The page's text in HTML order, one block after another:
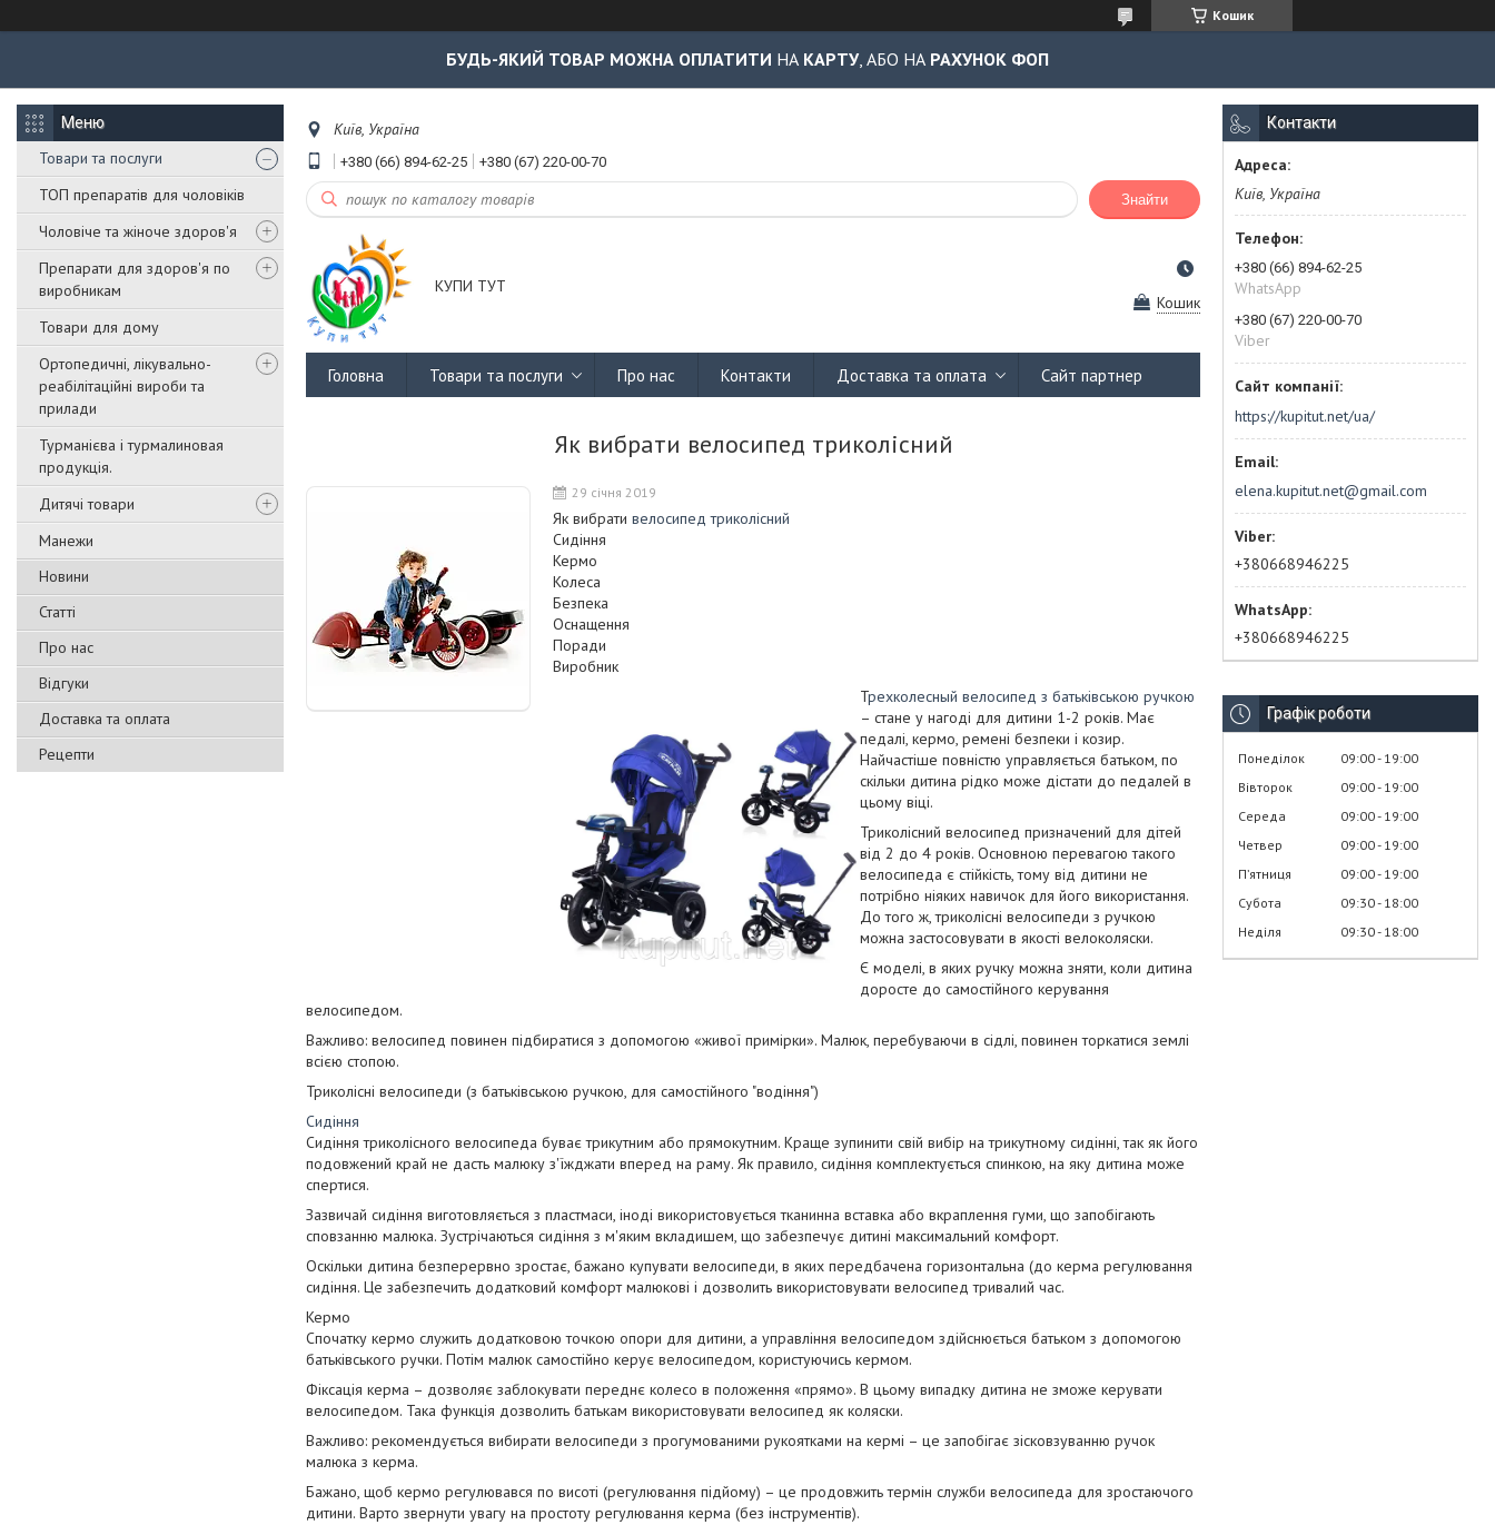
Кошик
БУДЬ-ЯКИЙ ТОВАР МОЖНА ОПЛАТИТИ НА КАРТУ, АБО НА РАХУНОК ФОП
Товари та послуги
ТОП препаратів для чоловіків
Чоловіче та жіноче здоров'я
Препарати для здоров'я по
виробникам
Товари для дому
Ортопедичні, лікувально-
реабілітаційні вироби та
прилади
Турманієва і турмалиновая
продукція.
Дитячі товари
Манежи
Новини
Статті
Про нас
Відгуки
Доставка та оплата
Рецепти
Київ, Україна
+380 (66) 894-62-25 +380 (67) 220-00-70
Знайти
КУПИ ТУТ
Кошик
Головна Товари та послуги Про нас Контакти Доставка та оплата Сайт партнер
Як вибрати велосипед триколісний
29 січня 2019
Як вибрати велосипед триколісний
Сидіння
Кермо
Колеса
Безпека
Оснащення
Поради
Виробник
Трехколесный велосипед з батьківською ручкою
– стане у нагоді для дитини 1-2 років. Має
педалі, кермо, ремені безпеки і козир.
Найчастіше повністю управляється батьком, по
скільки дитина рідко може дістати до педалей в
цьому віці.
Триколісний велосипед призначений для дітей
від 2 до 4 років. Основною перевагою такого
велосипеда є стійкість, тому від дитини не
потрібно ніяких навичок для його використання.
До того ж, триколісні велосипеди з ручкою
можна застосовувати в якості велоколяски.
Є моделі, в яких ручку можна зняти, коли дитина
доросте до самостійного керування
велосипедом.
Важливо: велосипед повинен підбиратися з допомогою «живої примірки». Малюк, перебуваючи в сідлі, повинен торкатися землі
всією стопою.
Триколісні велосипеди (з батьківською ручкою, для самостійного "водіння")
Сидіння
Сидіння триколісного велосипеда буває трикутним або прямокутним. Краще зупинити свій вибір на трикутному сидінні, так як його
подовжений край не дасть малюку з'їжджати вперед на раму. Як правило, сидіння комплектується спинкою, на яку дитина може
спертися.
Зазвичай сидіння виготовляється з пластмаси, іноді використовується тканинна вставка або вкраплення гуми, що запобігають
сповзанню малюка. Зустрічаються сидіння з м'яким вкладишем, що забезпечує дитині максимальний комфорт.
Оскільки дитина безперервно зростає, бажано купувати велосипеди, в яких передбачена горизонтальна (до керма регулювання
сидіння. Це забезпечить додатковий комфорт малюкові і дозволить використовувати велосипед тривалий час.
Кермо
Спочатку кермо служить додатковою точкою опори для дитини, а управління велосипедом здійснюється батьком з допомогою
батьківського ручки. Потім малюк самостійно керує велосипедом, користуючись кермом.
Фіксація керма – дозволяє заблокувати переднє колесо в положення «прямо». В цьому випадку дитина не зможе керувати
велосипедом. Така функція дозволить батькам використовувати велосипед як коляски.
Важливо: рекомендується вибирати велосипеди з прогумованими рукоятками на кермі – це запобігає зісковзуванню ручок
малюка з керма.
Бажано, щоб кермо регулювався по висоті (регулювання підйому) – це продовжить термін служби велосипеда для зростаючого
дитини. Варто звернути увагу на простоту регулювання керма (без інструментів).
Контакти
Київ, Україна
+380 (66) 894-62-25
WhatsApp
+380 (67) 220-00-70
Viber
https://kupitut.net/ua/
elena.kupitut.net@gmail.com
+380668946225
+380668946225
Графік роботи
Понеділок 09:00 19:00
Вівторок
09:00 19:00
Середа
09:00 19:00
Четвер
09:00 19:00
Пʼятниця
09:00 19:00
Субота
09:30 18:00
Неділя
09:30 18:00